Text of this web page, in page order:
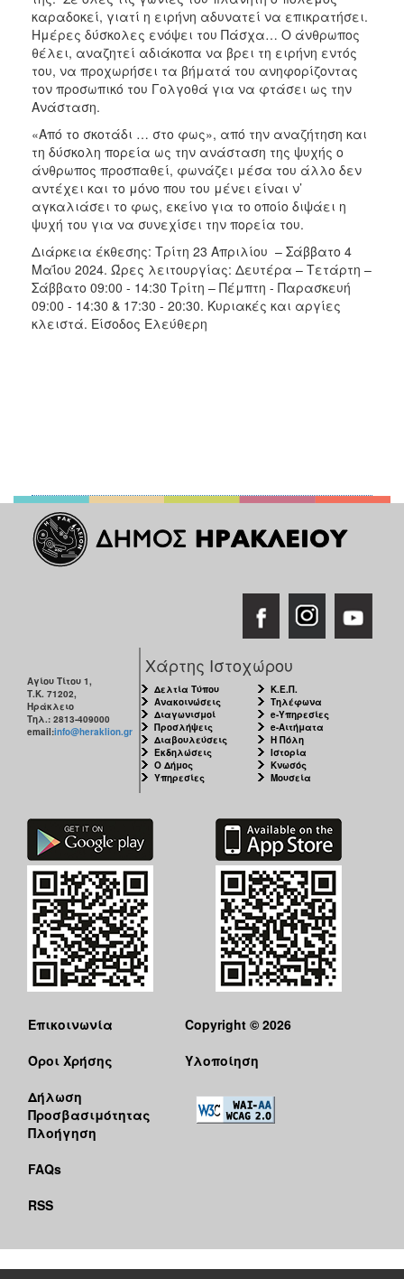
ΠΟΛΙΤΙΣΜΟΣ
ΑΝΘΕΚΤΙΚΗ
ΠΟΛΗ
καραδοκεί, γιατί η ειρήνη αδυνατεί να επικρατήσει.
Ημέρες δύσκολες ενόψει του Πάσχα… Ο άνθρωπος
θέλει, αναζητεί αδιάκοπα να βρει τη ειρήνη εντός
του, να προχωρήσει τα βήματά του ανηφορίζοντας
τον προσωπικό του Γολγοθά για να φτάσει ως την
Ανάσταση.
«Από το σκοτάδι … στο φως», από την αναζήτηση και
τη δύσκολη πορεία ως την ανάσταση της ψυχής ο
άνθρωπος προσπαθεί, φωνάζει μέσα του άλλο δεν
αντέχει και το μόνο που του μένει είναι ν’
αγκαλιάσει το φως, εκείνο για το οποίο διψάει η
ψυχή του για να συνεχίσει την πορεία του.
Διάρκεια έκθεσης: Τρίτη 23 Απριλίου – Σάββατο 4
Μαΐου 2024. Ώρες λειτουργίας: Δευτέρα – Τετάρτη –
Σάββατο 09:00 - 14:30 Τρίτη – Πέμπτη - Παρασκευή
09:00 - 14:30 & 17:30 - 20:30. Κυριακές και αργίες
κλειστά. Είσοδος Ελεύθερη
Αγίου Τίτου 1,
Τ.Κ. 71202,
Ηράκλειο
Τηλ.: 2813-409000
email:info@heraklion.gr
Χάρτης Ιστοχώρου
Δελτία Τύπου
Ανακοινώσεις
Διαγωνισμοί
Προσλήψεις
Διαβουλεύσεις
Εκδηλώσεις
Ο Δήμος
Υπηρεσίες
Κ.Ε.Π.
Τηλέφωνα
e-Υπηρεσίες
e-Αιτήματα
Η Πόλη
Ιστορία
Κνωσός
Μουσεία
Επικοινωνία
Όροι Χρήσης
Δήλωση
Προσβασιμότητας
Πλοήγηση
FAQs
RSS
Copyright © 2026
Υλοποίηση